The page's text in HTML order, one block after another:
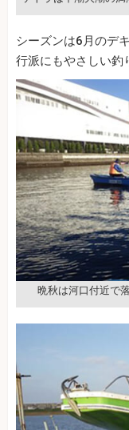
シーズンは6月のデ
行派にもやさしい釣
晩秋は河口付近で